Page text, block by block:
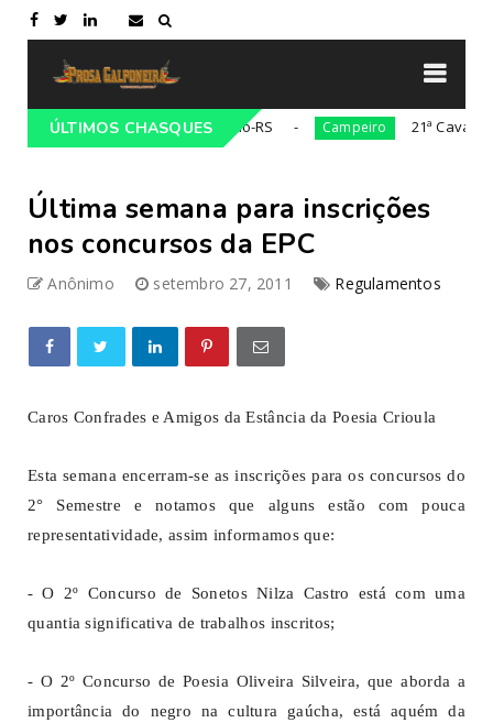
ÚLTIMOS CHASQUES
Gaúcho em Lajeado-RS Campeiro 21ª Cavalgada
Última semana para inscrições
nos concursos da EPC
Anônimo setembro 27, 2011 Regulamentos
Caros Confrades e Amigos da Estância da Poesia Crioula
Esta semana encerram-se as inscrições para os concursos do
2° Semestre e notamos que alguns estão com pouca
representatividade, assim informamos que:
- O 2º Concurso de Sonetos Nilza Castro está com uma
quantia significativa de trabalhos inscritos;
- O 2º Concurso de Poesia Oliveira Silveira, que aborda a
importância do negro na cultura gaúcha, está aquém da